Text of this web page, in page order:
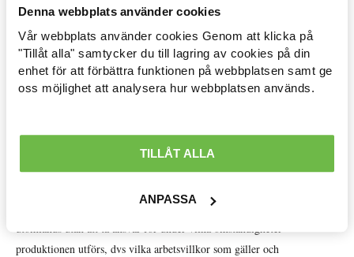
Denna webbplats använder cookies
Vår webbplats använder cookies Genom att klicka på
"Tillåt alla" samtycker du till lagring av cookies på din
enhet för att förbättra funktionen på webbplatsen samt ge
oss möjlighet att analysera hur webbplatsen används.
TILLÅT ALLA
ANPASSA
Arbetsmarknad »
Avtal löner & arbetsrätt »
Internationellt »
Välfärd »
Distriktsbloggare »
överens om ska gälla på vår inre marknad stämmer överens med och
efterlevs genom nationell lagstiftning. Allt för att vi gemensamt ska
skapa ett system där ingen far illa, där mänskliga rättigheter ska råda
och vi kan åstadkomma bättre levnadsvillkor för alla.
ömsesidiga beroende av stöd för att demokrati ska råda, svält och
arbetslivet förändras. Vi kan dessutom inte flytta svensk produktion
utomlands utan att ta ansvar för under vilka omständigheter
produktionen utförs, dvs vilka arbetsvillkor som gäller och